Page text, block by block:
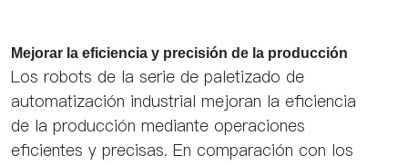
Mejorar la eficiencia y precisión de la producción
Los robots de la serie de paletizado de
automatización industrial mejoran la eficiencia
de la producción mediante operaciones
eficientes y precisas. En comparación con los